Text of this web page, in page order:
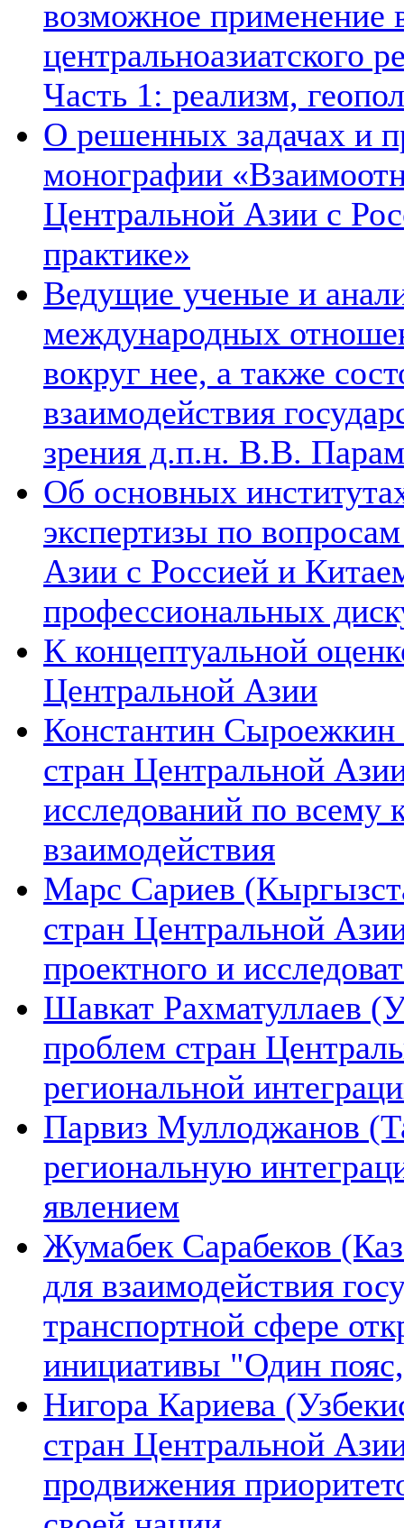
возможное применение
центральноазиатского
Часть 1: реализм,
О решенных задачах и
монографии
Центральной Азии с
практике»
Ведущие ученые и
международных
вокруг нее, а также
взаимодействия
зрения д.п.н. В.В.
Об основных
экспертизы по
Азии с Россией и
профессиональных
К концептуальной
Центральной Азии
Константин Сыроежкин
стран Центральной
исследований по всему
взаимодействия
Марс Сариев
стран Центральной
проектного и
Шавкат Рахматуллаев
проблем стран
региональной
Парвиз Муллоджанов
региональную
явлением
Жумабек Сарабеков
для взаимодействия
транспортной сфере
инициативы "Один
Нигора Кариева
стран Центральной
продвижения